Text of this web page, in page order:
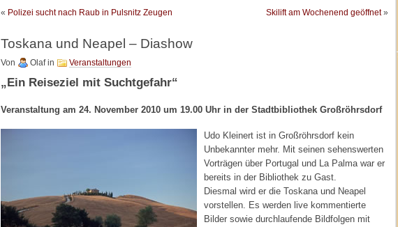
« Polizei sucht nach Raub in Pulsnitz Zeugen Skilift am Wochenend geöffnet»
Toskana und Neapel – Diashow
Von Olafin Veranstaltungen
„Ein Reiseziel mit Suchtgefahr“
Veranstaltung am 24. November 2010 um 19.00 Uhr in der Stadtbibliothek Großröhrsdorf
Udo Kleinert ist in Großröhrsdorf kein
Unbekannter mehr. Mit seinen sehenswerten
Vorträgen über Portugal und La Palma war er
bereits in der Bibliothek zu Gast.
Diesmal wird er die Toskana und Neapel
vorstellen. Es werden live kommentierte
Bilder sowie durchlaufende Bildfolgen mit